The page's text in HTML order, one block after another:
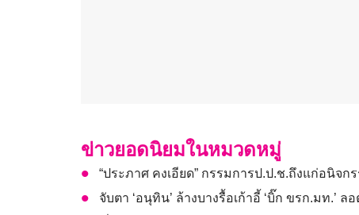
ข่าวยอดนิยมในหมวดหมู่
“ประภาศ คงเอียด” กรรมการป.ป.ช.ถึงแก่อนิจก
จับตา ‘อนุทิน’ ล้างบางรื้อเก้าอี้ ‘บิ๊ก ขรก.มท.’